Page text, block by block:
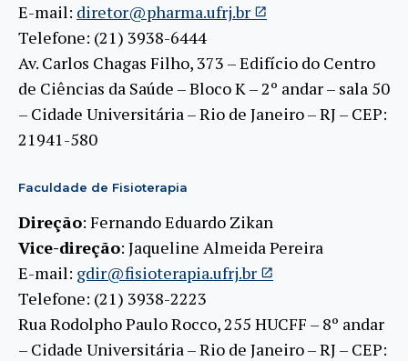
E-mail: diretor@pharma.ufrj.br
Telefone: (21) 3938-6444
Av. Carlos Chagas Filho, 373 – Edifício do Centro
de Ciências da Saúde – Bloco K – 2º andar – sala 50
– Cidade Universitária – Rio de Janeiro – RJ – CEP:
21941-580
Faculdade de Fisioterapia
Direção: Fernando Eduardo Zikan
Vice-direção: Jaqueline Almeida Pereira
E-mail: gdir@fisioterapia.ufrj.br
Telefone: (21) 3938-2223
Rua Rodolpho Paulo Rocco, 255 HUCFF – 8º andar
– Cidade Universitária – Rio de Janeiro – RJ – CEP: